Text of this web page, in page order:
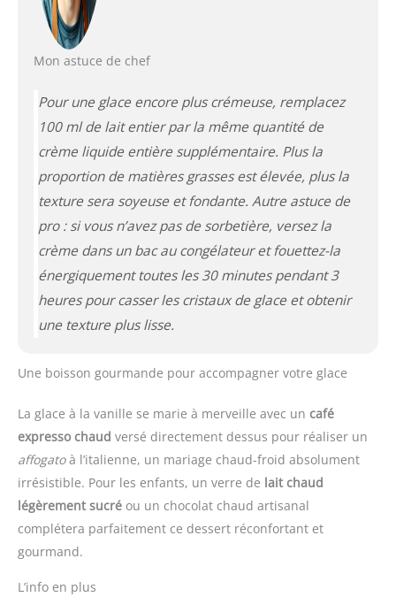
Mon astuce de chef
Pour une glace encore plus crémeuse, remplacez
100 ml de lait entier par la même quantité de
crème liquide entière supplémentaire. Plus la
proportion de matières grasses est élevée, plus la
texture sera soyeuse et fondante. Autre astuce de
pro : si vous n’avez pas de sorbetière, versez la
crème dans un bac au congélateur et fouettez-la
énergiquement toutes les 30 minutes pendant 3
heures pour casser les cristaux de glace et obtenir
une texture plus lisse.
Une boisson gourmande pour accompagner votre glace
La glace à la vanille se marie à merveille avec un café
expresso chaud versé directement dessus pour réaliser un
affogatoà l’italienne, un mariage chaud-froid absolument
irrésistible. Pour les enfants, un verre de lait chaud
légèrement sucré ou un chocolat chaud artisanal
complétera parfaitement ce dessert réconfortant et
gourmand.
L’info en plus